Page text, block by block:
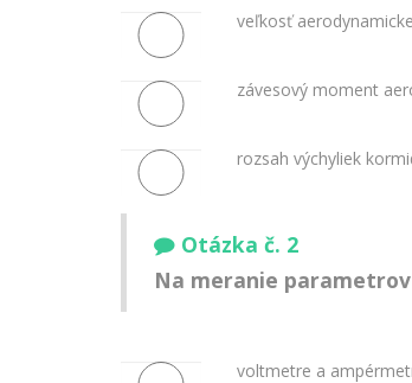
veľkosť
závesový moment
rozsah výchyliek
Otázka č. 2
Na meranie
voltmetre a